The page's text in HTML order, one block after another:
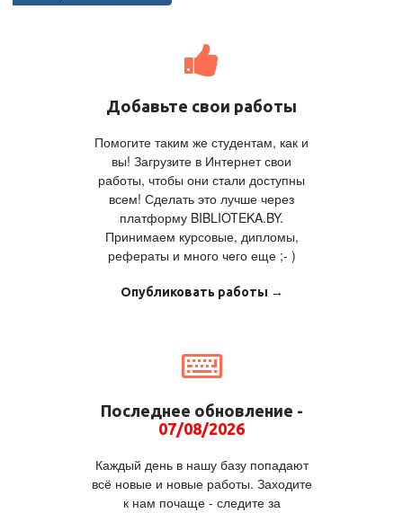
Добавьте свои работы
Помогите таким же студентам, как и
вы! Загрузите в Интернет свои
работы, чтобы они стали доступны
всем! Сделать это лучше через
платформу BIBLIOTEKA.BY.
Принимаем курсовые, дипломы,
рефераты и много чего еще ;- )
Опубликовать работы →
Последнее обновление -
07/08/2026
Каждый день в нашу базу попадают
всё новые и новые работы. Заходите
к нам почаще - следите за